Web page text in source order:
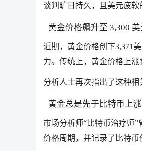
谈判旷日持久，且美元疲软
黄金价格飙升至 3,300
近期，黄金价格创下3,371
力。传统上，黄金价格上涨
分析人士再次指出了这种相
黄金总是先于比特币上涨
市场分析师“比特币治疗师
价格周期，并记录了比特币